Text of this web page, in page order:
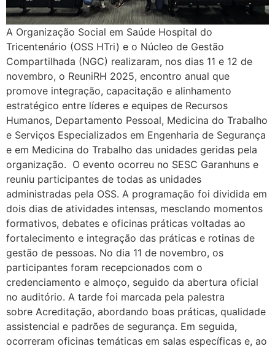
A Organização Social em Saúde Hospital do
Tricentenário (OSS HTri) e o Núcleo de Gestão
Compartilhada (NGC) realizaram, nos dias 11 e 12 de
novembro, o ReuniRH 2025, encontro anual que
promove integração, capacitação e alinhamento
estratégico entre líderes e equipes de Recursos
Humanos, Departamento Pessoal, Medicina do Trabalho
e Serviços Especializados em Engenharia de Segurança
e em Medicina do Trabalho das unidades geridas pela
organização. O evento ocorreu no SESC Garanhuns e
reuniu participantes de todas as unidades
administradas pela OSS. A programação foi dividida em
dois dias de atividades intensas, mesclando momentos
formativos, debates e oficinas práticas voltadas ao
fortalecimento e integração das práticas e rotinas de
gestão de pessoas. No dia 11 de novembro, os
participantes foram recepcionados com o
credenciamento e almoço, seguido da abertura oficial
no auditório. A tarde foi marcada pela palestra
sobre Acreditação, abordando boas práticas, qualidade
assistencial e padrões de segurança. Em seguida,
ocorreram oficinas temáticas em salas específicas e, ao